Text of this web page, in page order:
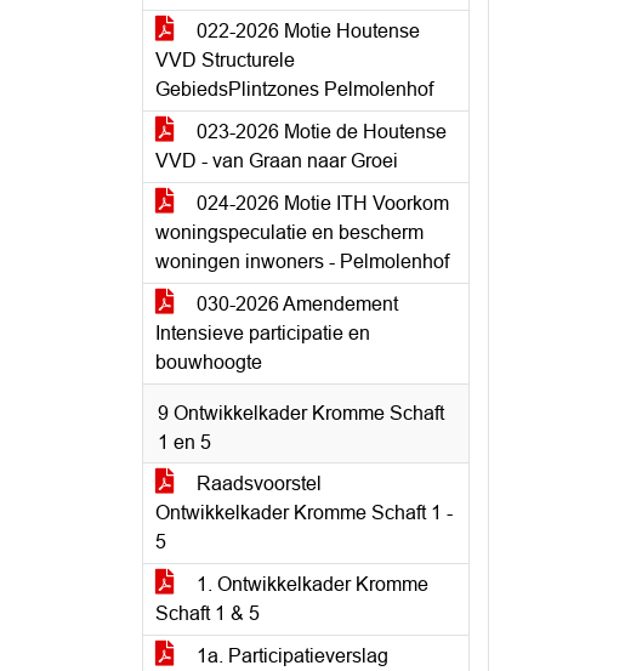
022-2026 Motie Houtense
VVD Structurele
GebiedsPlintzones Pelmolenhof
023-2026 Motie de Houtense
VVD - van Graan naar Groei
024-2026 Motie ITH Voorkom
woningspeculatie en bescherm
woningen inwoners - Pelmolenhof
030-2026 Amendement
Intensieve participatie en
bouwhoogte
9 Ontwikkelkader Kromme Schaft
1 en 5
Raadsvoorstel
Ontwikkelkader Kromme Schaft 1 -
5
1. Ontwikkelkader Kromme
Schaft 1 & 5
1a. Participatieverslag